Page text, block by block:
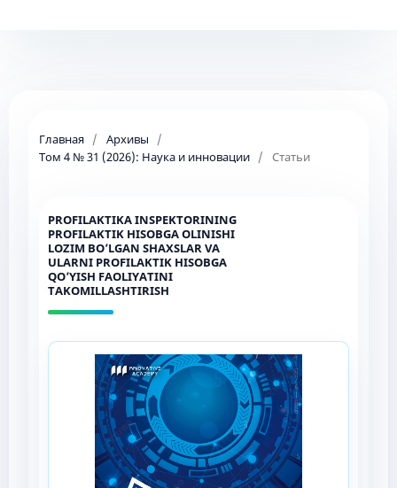
Главная / Архивы
/
Том 4 № 31 (2026): Наука и инновации / Статьи
PROFILAKTIKA INSPEKTORINING
PROFILAKTIK HISOBGA OLINISHI
LOZIM BO’LGAN SHAXSLAR VA
ULARNI PROFILAKTIK HISOBGA
QO’YISH FAOLIYATINI
TAKOMILLASHTIRISH